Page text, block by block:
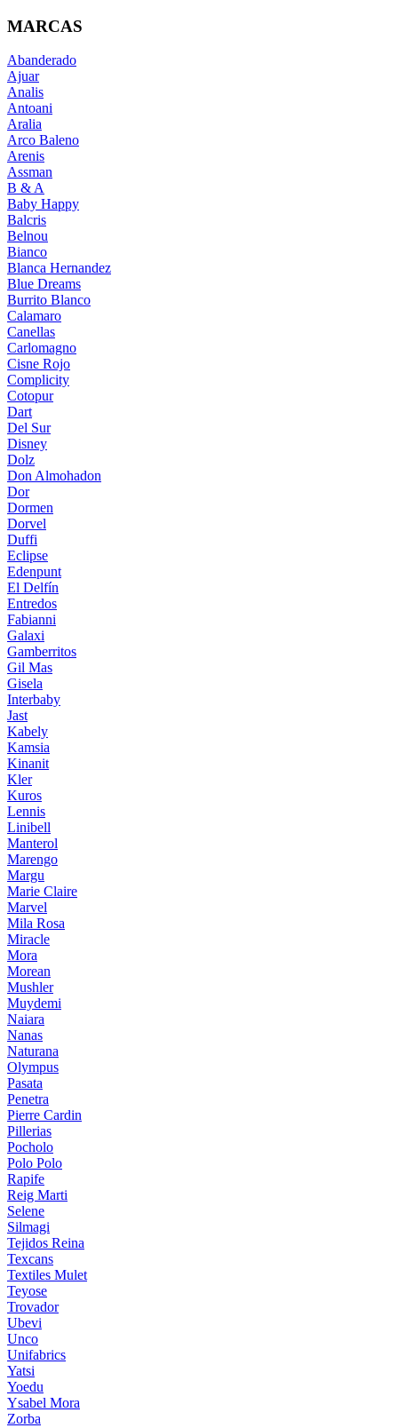
MARCAS
Abanderado
Ajuar
Analis
Antoani
Aralia
Arco Baleno
Arenis
Assman
B & A
Baby Happy
Balcris
Belnou
Bianco
Blanca Hernandez
Blue Dreams
Burrito Blanco
Calamaro
Canellas
Carlomagno
Cisne Rojo
Complicity
Cotopur
Dart
Del Sur
Disney
Dolz
Don Almohadon
Dor
Dormen
Dorvel
Duffi
Eclipse
Edenpunt
El Delfín
Entredos
Fabianni
Galaxi
Gamberritos
Gil Mas
Gisela
Interbaby
Jast
Kabely
Kamsia
Kinanit
Kler
Kuros
Lennis
Linibell
Manterol
Marengo
Margu
Marie Claire
Marvel
Mila Rosa
Miracle
Mora
Morean
Mushler
Muydemi
Naiara
Nanas
Naturana
Olympus
Pasata
Penetra
Pierre Cardin
Pillerias
Pocholo
Polo Polo
Rapife
Reig Marti
Selene
Silmagi
Tejidos Reina
Texcans
Textiles Mulet
Teyose
Trovador
Ubevi
Unco
Unifabrics
Yatsi
Yoedu
Ysabel Mora
Zorba